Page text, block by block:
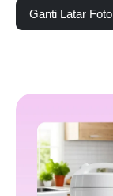
Ganti Latar Foto